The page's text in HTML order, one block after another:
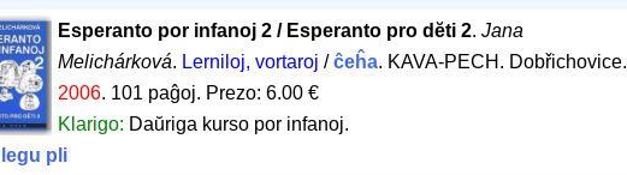
Esperanto por infanoj 2 / Esperanto pro dĕti 2. Jana
Melichárková. Lerniloj, vortaroj /ĉeĥa. KAVA-PECH. Dobřichovice.
2006. 101 paĝoj. Prezo: 6.00 €
Klarigo: Daŭriga kurso por infanoj.
legu pli